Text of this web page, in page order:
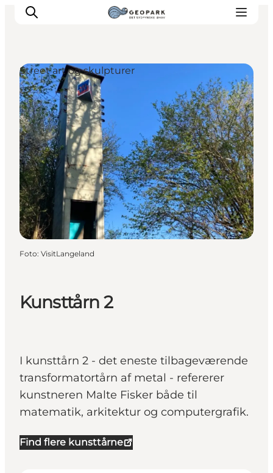
Kunsttårn 2
I kunsttårn 2 - det eneste tilbageværende
transformatortårn af metal - refererer
kunstneren Malte Fisker både til
matematik, arkitektur og computergrafik.
Find flere kunsttårne
Street art og skulpturer
Foto: VisitLangeland